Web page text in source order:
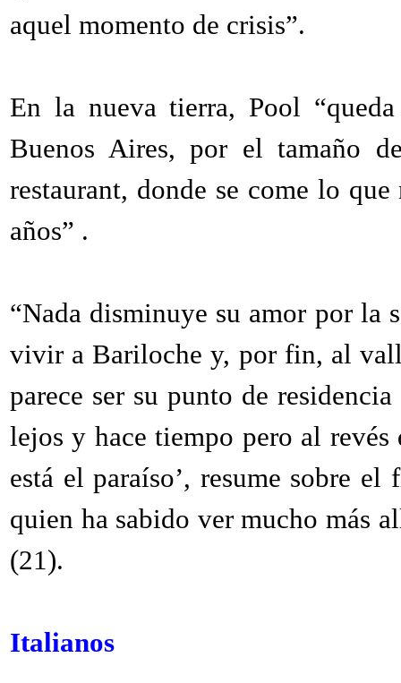
aquel momento de crisis”.
En la nueva tierra, Pool
Buenos Aires, por el tamaño
restaurant, donde se come lo
años” .
“Nada disminuye su amor por la
vivir a Bariloche y, por fin, al
parece ser su punto de
lejos y hace tiempo pero al
está el paraíso’, resume sobre
quien ha sabido ver mucho más
(21).
Italianos